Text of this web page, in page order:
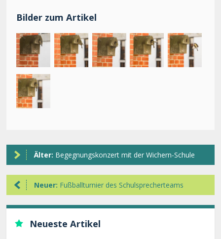
Bilder zum Artikel
Älter: Begegnungskonzert mit der Wichern-Schule
Neuer: Fußballturnier des Schulsprecherteams
Neueste Artikel